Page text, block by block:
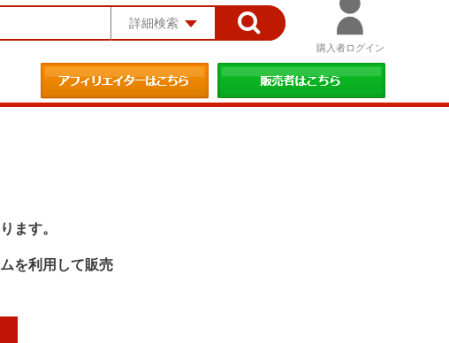
詳細検索
購入者ログイン
ます。
を利用して販売